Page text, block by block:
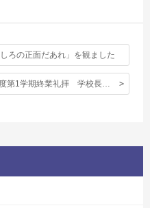
ろの正面だあれ」を観ました